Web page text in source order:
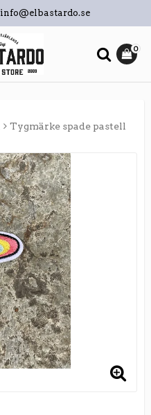
info@elbastardo.se
0
Tygmärke spade pastell